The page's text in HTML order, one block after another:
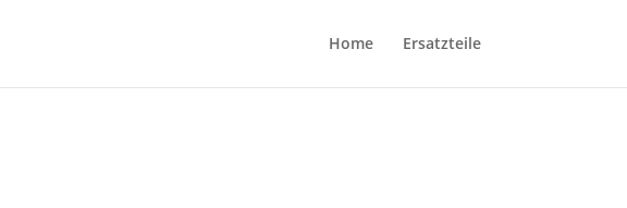
Home Ersatzteile